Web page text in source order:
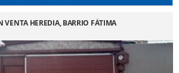
VENTA HEREDIA, BARRIO FÁTIMA